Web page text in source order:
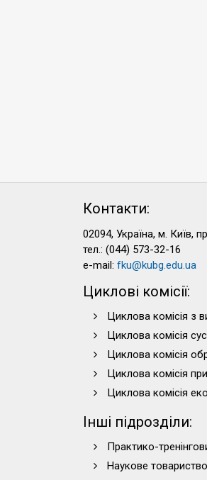
Контакти:
02094, Україна, м. Київ,
тел.: (044) 573-32-16
e-mail: fku@kubg.edu.ua
Циклові комісії:
Циклова комісія з
Циклова комісія
Циклова комісія
Циклова комісія
Циклова комісія
Інші підрозділи:
Практико-
Наукове